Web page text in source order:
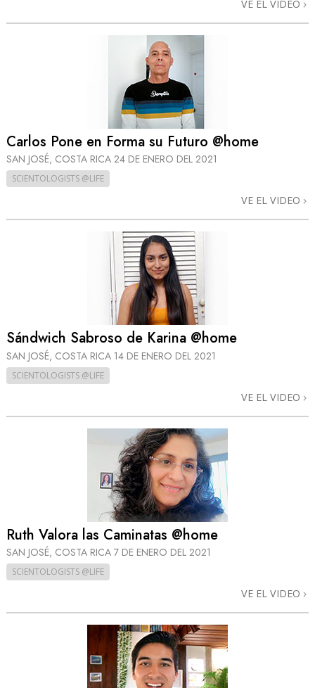
VE EL VIDEO
Carlos Pone en Forma su Futuro @home
SAN JOSÉ, COSTA RICA 24 DE ENERO DEL 2021
SCIENTOLOGISTS @LIFE
VE EL VIDEO
Sándwich Sabroso de Karina @home
SAN JOSÉ, COSTA RICA 14 DE ENERO DEL 2021
SCIENTOLOGISTS @LIFE
VE EL VIDEO
Ruth Valora las Caminatas @home
SAN JOSÉ, COSTA RICA 7 DE ENERO DEL 2021
SCIENTOLOGISTS @LIFE
VE EL VIDEO